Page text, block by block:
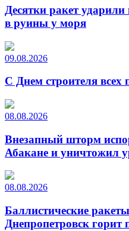
Десятки ракет
в руины у моря
09.08.2026
С Днем строителя всех
08.08.2026
Внезапный шторм
Абакане и уничтожил
08.08.2026
Баллистические
Днепропетровск горит